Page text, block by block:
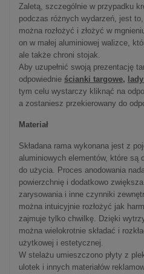
Zaletą, szczególnie w przypadku
podczas różnych wydarzeń, jest
można rozłożyć i złożyć w
on w małej aluminiowej walizce,
ale także chroni stojak.
Aby uzupełnić swoją prezentację
odpowiednie ścianki targowe,
tym celu wystarczy kliknąć na
a zostaniesz przekierowany do
Materiał
Składana rama wykonana jest z
aluminiowych elementów, które są
do użycia. Proces anodowania
powierzchnię i dodatkowo
zarysowania i inne czynniki
można intuicyjnie rozłożyć jak
zajmuje tylko chwilkę. Dzięki
można wielokrotnie składać i
użytkowej i estetycznej.
W stelażu umieszczono płyty z
ulotek i innych materiałów